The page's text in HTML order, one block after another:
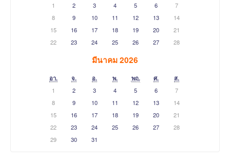
1
2 3 4 5 6
7
8
9 10 11 12 13
14
15
16 17 18 19 20
21
22
23 24 25 26 27 28
มีนาคม 2026
อา. จ. อ. พ. พฤ. ศ.
ส.
1
2 3 4 5 6
7
8
9 10 11 12 13
14
15
16 17 18 19 20
21
22
23 24 25 26 27
28
29
30 31